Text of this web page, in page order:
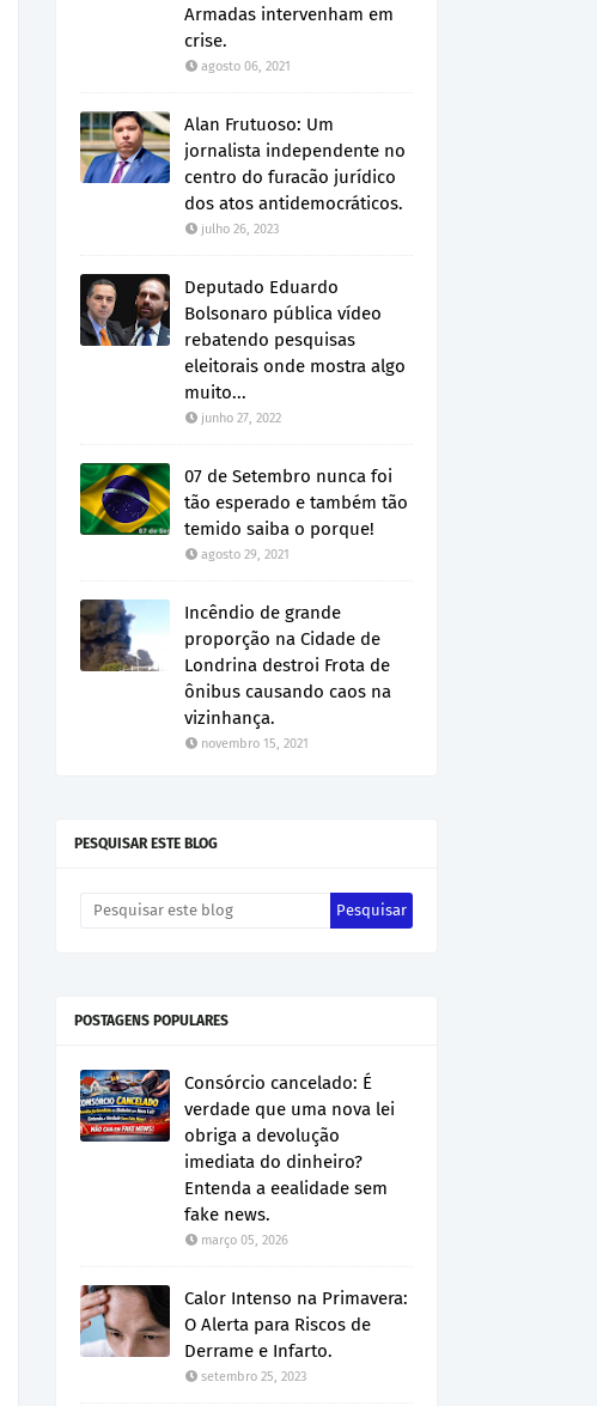
Armadas intervenham em
crise.
agosto 06, 2021
Alan Frutuoso: Um
jornalista independente no
centro do furacão jurídico
dos atos antidemocráticos.
julho 26, 2023
Deputado Eduardo
Bolsonaro pública vídeo
rebatendo pesquisas
eleitorais onde mostra algo
muito...
junho 27, 2022
07 de Setembro nunca foi
tão esperado e também tão
temido saiba o porque!
agosto 29, 2021
Incêndio de grande
proporção na Cidade de
Londrina destroi Frota de
ônibus causando caos na
vizinhança.
novembro 15, 2021
PESQUISAR ESTE BLOG
POSTAGENS POPULARES
Consórcio cancelado: É
verdade que uma nova lei
obriga a devolução
imediata do dinheiro?
Entenda a eealidade sem
fake news.
março 05, 2026
Calor Intenso na Primavera:
O Alerta para Riscos de
Derrame e Infarto.
setembro 25, 2023